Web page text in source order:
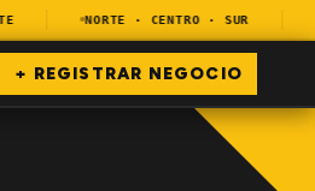
NORTE · CENTRO · SUR
+ REGISTRAR NEGOCIO